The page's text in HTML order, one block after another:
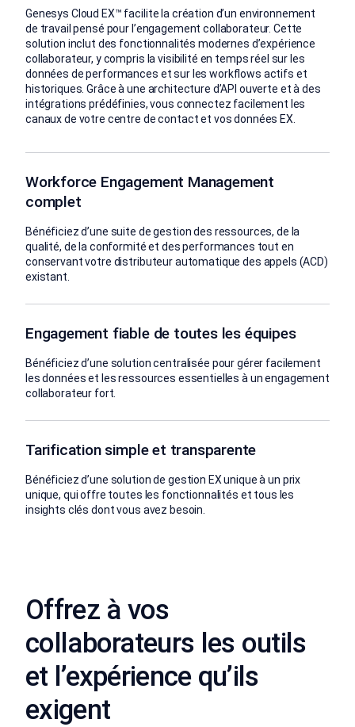
Genesys Cloud EX™ facilite la création d’un environnement
de travail pensé pour l’engagement collaborateur. Cette
solution inclut des fonctionnalités modernes d’expérience
collaborateur, y compris la visibilité en temps réel sur les
données de performances et sur les workflows actifs et
historiques. Grâce à une architecture d’API ouverte et à des
intégrations prédéfinies, vous connectez facilement les
canaux de votre centre de contact et vos données EX.
Workforce Engagement Management
complet
Bénéficiez d’une suite de gestion des ressources, de la
qualité, de la conformité et des performances tout en
conservant votre distributeur automatique des appels (ACD)
existant.
Engagement fiable de toutes les équipes
Bénéficiez d’une solution centralisée pour gérer facilement
les données et les ressources essentielles à un engagement
collaborateur fort.
Tarification simple et transparente
Bénéficiez d’une solution de gestion EX unique à un prix
unique, qui offre toutes les fonctionnalités et tous les
insights clés dont vous avez besoin.
Offrez à vos
collaborateurs les outils
et l’expérience qu’ils
exigent